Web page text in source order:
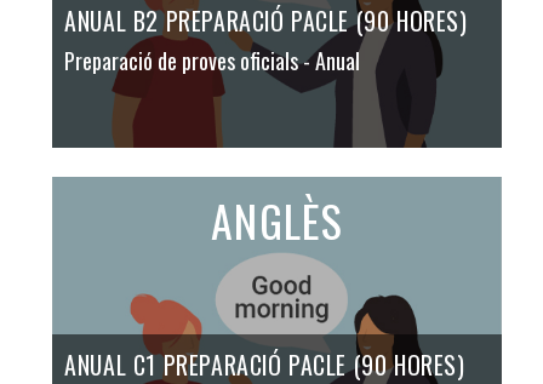
ANUAL B2 PREPARACIÓ PACLE (90 HORES)
Preparació de proves oficials- Anual
ANGLÈS
ANUAL C1 PREPARACIÓ PACLE (90 HORES)